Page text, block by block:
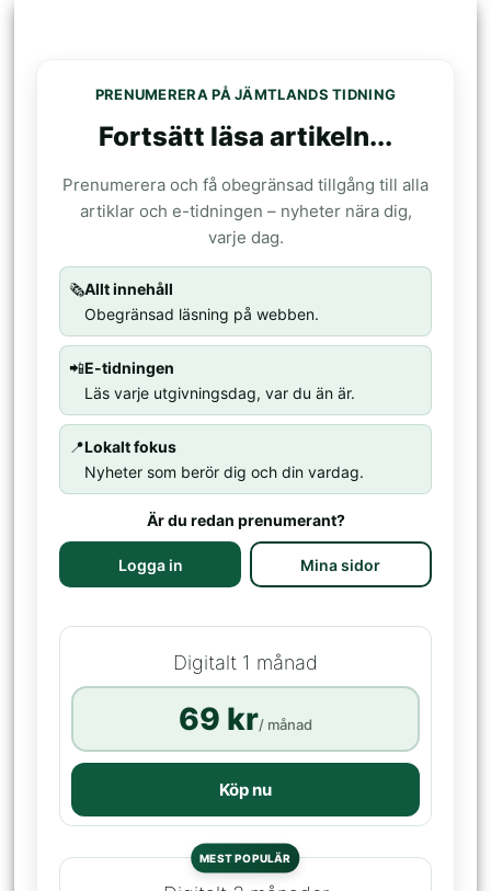
PRENUMERERA PÅ JÄMTLANDS TIDNING
Fortsätt läsa artikeln...
Prenumerera och få obegränsad tillgång till alla
artiklar och e-tidningen – nyheter nära dig,
varje dag.
🗞️Allt innehåll
Obegränsad läsning på webben.
📲E-tidningen
Läs varje utgivningsdag, var du än är.
📍Lokalt fokus
Nyheter som berör dig och din vardag.
Är du redan prenumerant?
Logga in Mina sidor
Digitalt 1 månad
69 kr/ månad
Köp nu
MEST POPULÄR